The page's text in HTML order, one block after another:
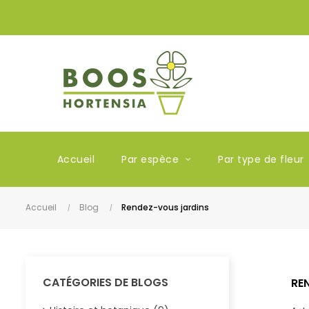
Accueil Par espèce Par type de fleur
Accueil Blog Rendez-vous jardins
CATÉGORIES DE BLOGS